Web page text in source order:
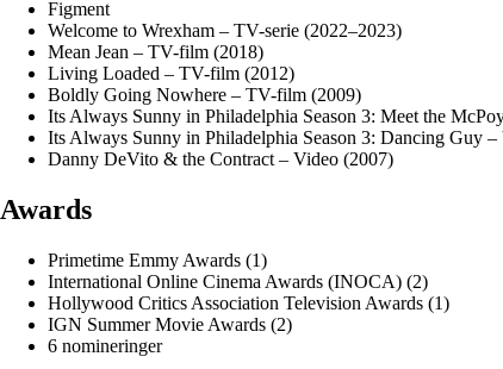
Figment
Welcome to Wrexham – TV-serie (2022–2023)
Mean Jean – TV-film (2018)
Living Loaded – TV-film (2012)
Boldly Going Nowhere – TV-film (2009)
Its Always Sunny in Philadelphia Season 3: Meet the
Its Always Sunny in Philadelphia Season 3: Dancing Guy
Danny DeVito & the Contract – Video (2007)
Awards
Primetime Emmy Awards (1)
International Online Cinema Awards (INOCA) (2)
Hollywood Critics Association Television Awards (1)
IGN Summer Movie Awards (2)
6 nomineringer